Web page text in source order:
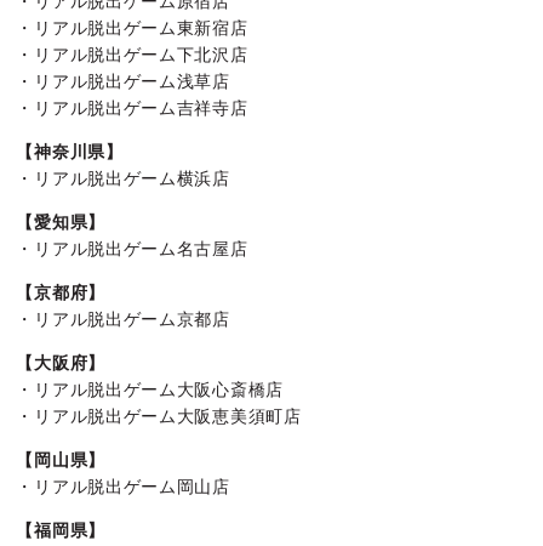
・リアル脱出ゲーム東新宿店
・リアル脱出ゲーム下北沢店
・リアル脱出ゲーム浅草店
・リアル脱出ゲーム吉祥寺店
【神奈川県】
・リアル脱出ゲーム横浜店
【愛知県】
・リアル脱出ゲーム名古屋店
【京都府】
・リアル脱出ゲーム京都店
【大阪府】
・リアル脱出ゲーム大阪心斎橋店
・リアル脱出ゲーム大阪恵美須町店
【岡山県】
・リアル脱出ゲーム岡山店
【福岡県】